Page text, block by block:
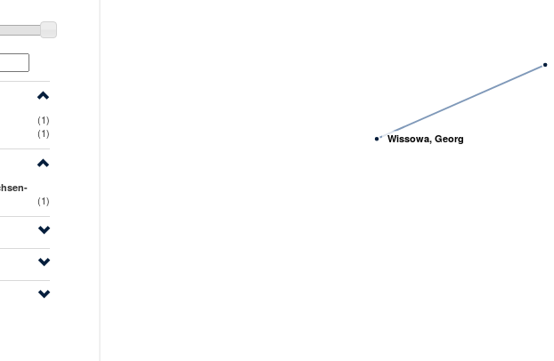
(1)
(1)
(1)
Wissowa, Georg